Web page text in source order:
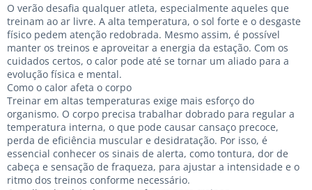
O verão desafia qualquer atleta, especialmente aqueles que
treinam ao ar livre. A alta temperatura, o sol forte e o desgaste
físico pedem atenção redobrada. Mesmo assim, é possível
manter os treinos e aproveitar a energia da estação. Com os
cuidados certos, o calor pode até se tornar um aliado para a
evolução física e mental.
Como o calor afeta o corpo
Treinar em altas temperaturas exige mais esforço do
organismo. O corpo precisa trabalhar dobrado para regular a
temperatura interna, o que pode causar cansaço precoce,
perda de eficiência muscular e desidratação. Por isso, é
essencial conhecer os sinais de alerta, como tontura, dor de
cabeça e sensação de fraqueza, para ajustar a intensidade e o
ritmo dos treinos conforme necessário.